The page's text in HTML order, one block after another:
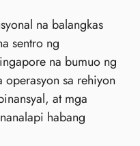
na balangkas
sentro ng
na bumuo ng
sa rehiyon
at mga
habang